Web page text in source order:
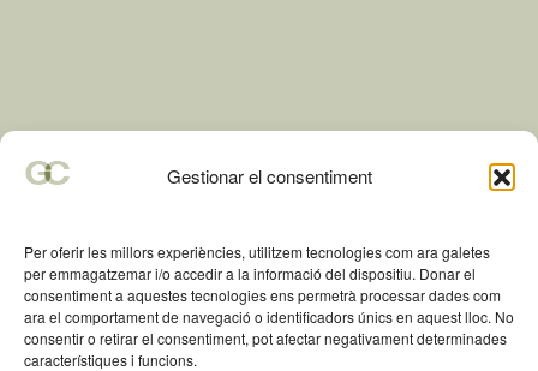
Gestionar el consentiment
Per oferir les millors experiències, utilitzem tecnologies com ara galetes
per emmagatzemar i/o accedir a la informació del dispositiu. Donar el
consentiment a aquestes tecnologies ens permetrà processar dades com
ara el comportament de navegació o identificadors únics en aquest lloc. No
consentir o retirar el consentiment, pot afectar negativament determinades
característiques i funcions.
Multes d’Hisenda: quant pots pagar i com evitar-les
per al teu negoci
Què passa si no presento un impost a temps
Necessites gestoria a Girona? Tot el que podem fer per tu